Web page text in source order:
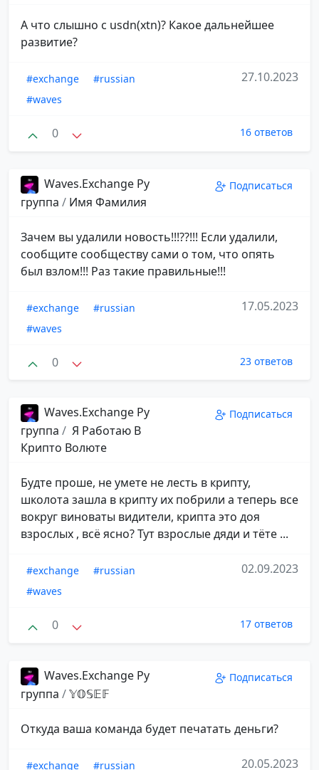
А что слышно с usdn(xtn)? Какое дальнейшее
развитие?
#exchange
#russian
#waves
27.10.2023
0 16 ответов
Waves.Exchange Ру
группа / Имя Фамилия
Подписаться
Зачем вы удалили новость!!!??!!! Если удалили,
сообщите сообществу сами о том, что опять
был взлом!!! Раз такие правильные!!!
#exchange
#russian
#waves
17.05.2023
0 23 ответов
Waves.Exchange Ру
группа / ⁣ Я Работаю В
Крипто Волюте
Подписаться
Будте проше, не умете не лесть в крипту,
школота зашла в крипту их побрили а теперь все
вокруг виноваты видители, крипта это доя
взрослых , всё ясно? Тут взрослые дяди и тёте ...
#exchange
#russian
#waves
02.09.2023
0 17 ответов
Waves.Exchange Ру
группа /𝕐𝕆𝕊𝔼𝔽
Подписаться
Откуда ваша команда будет печатать деньги?
#exchange
#russian
20.05.2023